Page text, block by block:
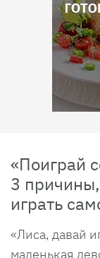
«Поиграй
3
играть
«Лиса, давай
маленькая